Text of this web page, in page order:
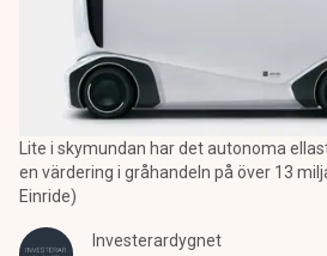
Lite i skymundan har det autonoma
en värdering i gråhandeln på över 13
Einride)
Investerardygnet